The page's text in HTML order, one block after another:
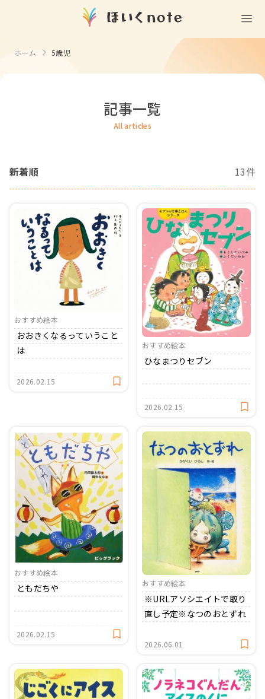
(無料)
自然遊び
隙間時間
伝承遊び
衛生
役立ち
資格・スキルアップ
使う
挿絵
塗り絵
壁紙
おたより文例
年間カリキュラム
園情報
Books
Goods
クリエイター
ホーム 5歳児
記事一覧
All articles
新着順 13件
おすすめ絵本
おおきくなるっていうこと
は
2026.02.15
おすすめ絵本
ひなまつりセブン
2026.02.15
おすすめ絵本
ともだちや
2026.02.15
おすすめ絵本
※URLアソシエイトで取り
直し予定※なつのおとずれ
2026.06.01